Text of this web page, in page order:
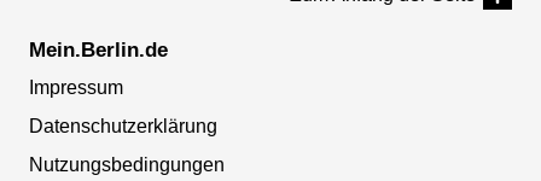
Mein.Berlin.de
Impressum
Datenschutzerklärung
Nutzungsbedingungen